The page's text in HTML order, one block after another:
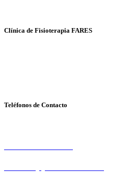
Clínica de Fisioterapia FARES
Teléfonos de Contacto